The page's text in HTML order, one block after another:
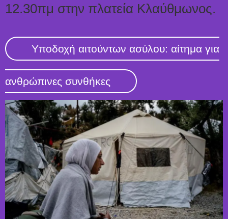
12.30πμ στην πλατεία Κλαύθμωνος.
Υποδοχή αιτούντων ασύλου: αίτημα για
ανθρώπινες συνθήκες